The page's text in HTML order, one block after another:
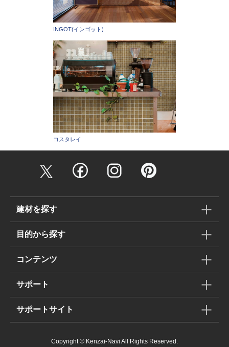
INGOT(インゴット)
コスタレイ
建材を探す
目的から探す
コンテンツ
サポート
サポートサイト
Copyright © Kenzai-Navi All Rights Reserved.